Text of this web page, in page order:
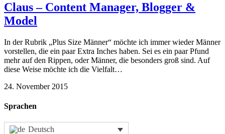
Claus – Content Manager, Blogger &
Model
In der Rubrik „Plus Size Männer“ möchte ich immer wieder Männer
vorstellen, die ein paar Extra Inches haben. Sei es ein paar Pfund
mehr auf den Rippen, oder Männer, die besonders groß sind. Auf
diese Weise möchte ich die Vielfalt…
24. November 2015
Sprachen
Deutsch